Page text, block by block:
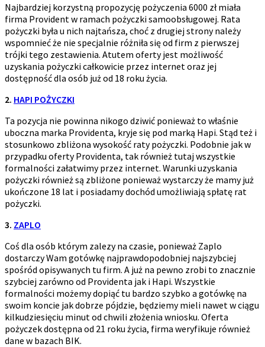
Najbardziej korzystną propozycję pożyczenia 6000 zł miała
firma Provident w ramach pożyczki samoobsługowej. Rata
pożyczki była u nich najtańsza, choć z drugiej strony należy
wspomnieć że nie specjalnie różniła się od firm z pierwszej
trójki tego zestawienia. Atutem oferty jest możliwość
uzyskania pożyczki całkowicie przez internet oraz jej
dostępność dla osób już od 18 roku życia.
2. HAPI POŻYCZKI
Ta pozycja nie powinna nikogo dziwić ponieważ to właśnie
uboczna marka Providenta, kryje się pod marką Hapi. Stąd też i
stosunkowo zbliżona wysokość raty pożyczki. Podobnie jak w
przypadku oferty Providenta, tak również tutaj wszystkie
formalności załatwimy przez internet. Warunki uzyskania
pożyczki również są zbliżone ponieważ wystarczy że mamy już
ukończone 18 lat i posiadamy dochód umożliwiają spłatę rat
pożyczki.
3. ZAPLO
Coś dla osób którym zalezy na czasie, ponieważ Zaplo
dostarczy Wam gotówkę najprawdopodobniej najszybciej
spośród opisywanych tu firm. A już na pewno zrobi to znacznie
szybciej zarówno od Providenta jak i Hapi. Wszystkie
formalności możemy dopiąć tu bardzo szybko a gotówkę na
swoim koncie jak dobrze pójdzie, będziemy mieli nawet w ciągu
kilkudziesięciu minut od chwili złożenia wniosku. Oferta
pożyczek dostępna od 21 roku życia, firma weryfikuje również
dane w bazach BIK.